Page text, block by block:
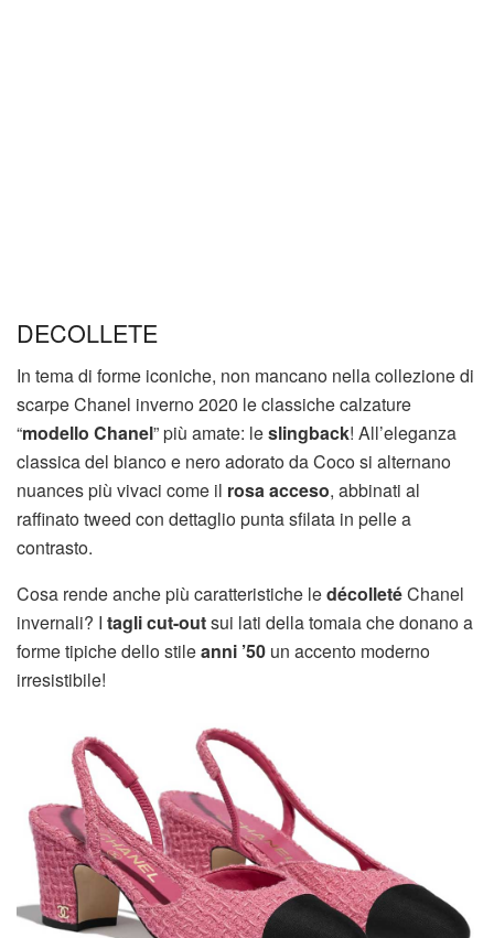
DECOLLETE
In tema di forme iconiche, non mancano nella collezione di
scarpe Chanel inverno 2020 le classiche calzature
“modello Chanel” più amate: leslingback! All’eleganza
classica del bianco e nero adorato da Coco si alternano
nuances più vivaci come il rosa acceso, abbinati al
raffinato tweed con dettaglio punta sfilata in pelle a
contrasto.
Cosa rende anche più caratteristiche ledécolletéChanel
invernali? I tagli cut-outsui lati della tomaia che donano a
forme tipiche dello stileanni ’50 un accento moderno
irresistibile!